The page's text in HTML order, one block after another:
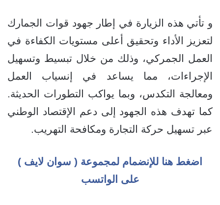
و تأتي هذه الزيارة في إطار جهود قوات الجمارك
لتعزيز الأداء وتحقيق أعلى مستويات الكفاءة في
العمل الجمركي، وذلك من خلال تبسيط وتسهيل
الإجراءات، مما يساعد في إنسياب العمل
ومعالجة التكدس، وبما يواكب التطورات الحديثة.
كما تهدف هذه الجهود إلى دعم الإقتصاد الوطني
عبر تسهيل حركة التجارة ومكافحة التهريب.
اضغط هنا للإنضمام لمجموعة ( سوان لايف )
على الواتسب